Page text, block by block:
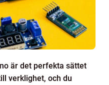
är det perfekta sättet
verklighet, och du